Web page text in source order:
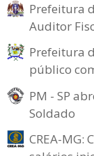
Prefeitura
Auditor
Prefeitura
público
PM - SP
Soldado
CREA-MG: